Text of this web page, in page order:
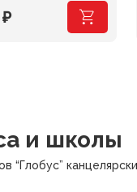
₽
и школы
“Глобус”